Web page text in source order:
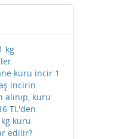
kg
kuru incir 1
incirin
alınıp, kuru
TL'den
kuru
edilir?